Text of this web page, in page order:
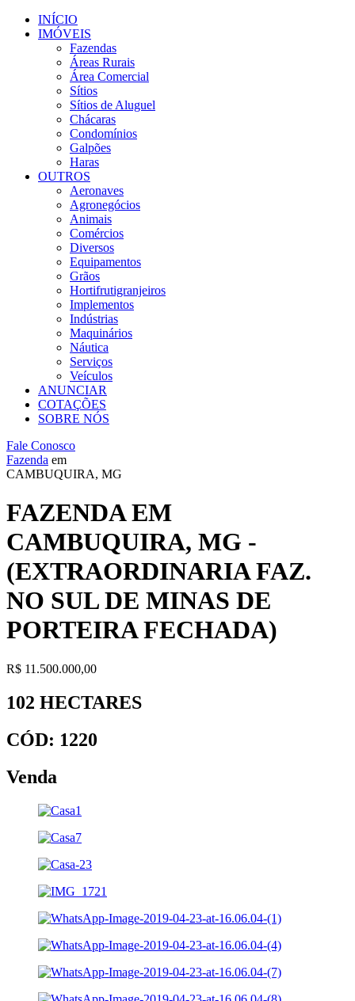
INÍCIO
IMÓVEIS
Fazendas
Áreas Rurais
Área Comercial
Sítios
Sítios de Aluguel
Chácaras
Condomínios
Galpões
Haras
OUTROS
Aeronaves
Agronegócios
Animais
Comércios
Diversos
Equipamentos
Grãos
Hortifrutigranjeiros
Implementos
Indústrias
Maquinários
Náutica
Serviços
Veículos
ANUNCIAR
COTAÇÕES
SOBRE NÓS
Fale Conosco
Fazenda em
CAMBUQUIRA, MG
FAZENDA EM
CAMBUQUIRA, MG -
(EXTRAORDINARIA FAZ.
NO SUL DE MINAS DE
PORTEIRA FECHADA)
R$ 11.500.000,00
102 HECTARES
CÓD: 1220
Venda